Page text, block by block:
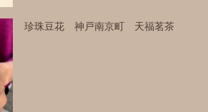
珍珠豆花 神戸南京町 天福茗茶